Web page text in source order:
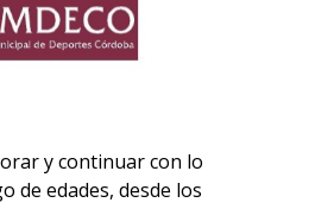
y continuar con lo
de edades, desde los